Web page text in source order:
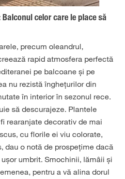
celor care le place să
precum oleandrul,
rapid atmosfera perfectă
pe balcoane și pe
nu rezistă înghețurilor din
în interior în sezonul rece.
să descurajeze. Plantele
rearanjate decorativ de mai
cu florile ei viu colorate,
dau o notă de prospețime dacă
umbrit. Smochinii, lămâii și
pentru a vă alina dorul